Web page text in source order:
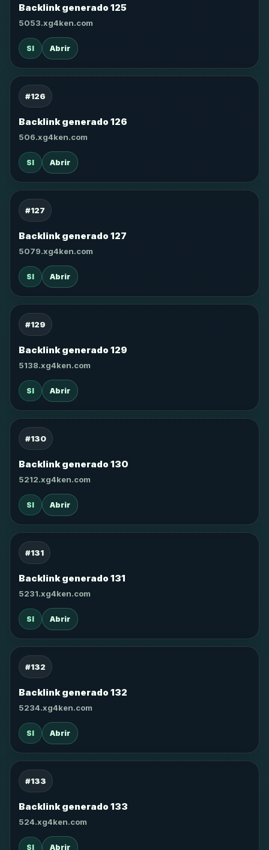
Backlink generado 125
5053.xg4ken.com
SI Abrir
#126
Backlink generado 126
506.xg4ken.com
SI Abrir
#127
Backlink generado 127
5079.xg4ken.com
SI Abrir
#129
Backlink generado 129
5138.xg4ken.com
SI Abrir
#130
Backlink generado 130
5212.xg4ken.com
SI Abrir
#131
Backlink generado 131
5231.xg4ken.com
SI Abrir
#132
Backlink generado 132
5234.xg4ken.com
SI Abrir
#133
Backlink generado 133
524.xg4ken.com
SI Abrir